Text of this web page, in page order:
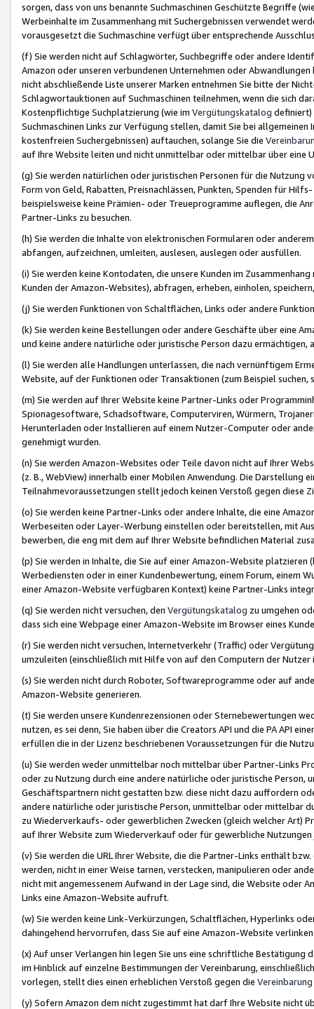
sorgen, dass von uns benannte Suchmaschinen Geschützte Begriffe
Werbeinhalte im Zusammenhang mit Suchergebnissen verwendet
vorausgesetzt die Suchmaschine verfügt über entsprechende
(f) Sie werden nicht auf Schlagwörter, Suchbegriffe oder andere
Amazon oder unseren verbundenen Unternehmen oder
nicht abschließende Liste unserer Marken entnehmen Sie bitte der
Schlagwortauktionen auf Suchmaschinen teilnehmen, wenn die sich
Kostenpflichtige Suchplatzierung (wie im Vergütungskatalog definiert)
Suchmaschinen Links zur Verfügung stellen, damit Sie bei
kostenfreien Suchergebnissen) auftauchen, solange Sie die
auf Ihre Website leiten und nicht unmittelbar oder mittelbar über eine
(g) Sie werden natürlichen oder juristischen Personen für die Nutzung
Form von Geld, Rabatten, Preisnachlässen, Punkten, Spenden für
beispielsweise keine Prämien- oder Treueprogramme auflegen, die
Partner-Links zu besuchen.
(h) Sie werden die Inhalte von elektronischen Formularen oder
abfangen, aufzeichnen, umleiten, auslesen, auslegen oder ausfüllen.
(i) Sie werden keine Kontodaten, die unsere Kunden im
Kunden der Amazon-Websites), abfragen, erheben, einholen,
(j) Sie werden Funktionen von Schaltflächen, Links oder andere
(k) Sie werden keine Bestellungen oder andere Geschäfte über eine
und keine andere natürliche oder juristische Person dazu
(l) Sie werden alle Handlungen unterlassen, die nach vernünftigem
Website, auf der Funktionen oder Transaktionen (zum Beispiel
(m) Sie werden auf Ihrer Website keine Partner-Links oder
Spionagesoftware, Schadsoftware, Computerviren, Würmern,
Herunterladen oder Installieren auf einem Nutzer-Computer oder
genehmigt wurden.
(n) Sie werden Amazon-Websites oder Teile davon nicht auf Ihrer
(z. B., WebView) innerhalb einer Mobilen Anwendung. Die Darstellung
Teilnahmevoraussetzungen stellt jedoch keinen Verstoß gegen diese
(o) Sie werden keine Partner-Links oder andere Inhalte, die eine
Werbeseiten oder Layer-Werbung einstellen oder bereitstellen, mit
bewerben, die eng mit dem auf Ihrer Website befindlichen Material
(p) Sie werden in Inhalte, die Sie auf einer Amazon-Website
Werbediensten oder in einer Kundenbewertung, einem Forum, einem
einer Amazon-Website verfügbaren Kontext) keine Partner-Links
(q) Sie werden nicht versuchen, den Vergütungskatalog zu umgehen
dass sich eine Webpage einer Amazon-Website im Browser eines
(r) Sie werden nicht versuchen, Internetverkehr (Traffic) oder
umzuleiten (einschließlich mit Hilfe von auf den Computern der
(s) Sie werden nicht durch Roboter, Softwareprogramme oder auf
Amazon-Website generieren.
(t) Sie werden unsere Kundenrezensionen oder Sternebewertungen
nutzen, es sei denn, Sie haben über die Creators API und die PA API
erfüllen die in der Lizenz beschriebenen Voraussetzungen für die
(u) Sie werden weder unmittelbar noch mittelbar über Partner-Links
oder zu Nutzung durch eine andere natürliche oder juristische
Geschäftspartnern nicht gestatten bzw. diese nicht dazu auffordern
andere natürliche oder juristische Person, unmittelbar oder mittelbar
zu Wiederverkaufs- oder gewerblichen Zwecken (gleich welcher Art)
auf Ihrer Website zum Wiederverkauf oder für gewerbliche
(v) Sie werden die URL Ihrer Website, die die Partner-Links enthält
werden, nicht in einer Weise tarnen, verstecken, manipulieren oder
nicht mit angemessenem Aufwand in der Lage sind, die Website oder
Links eine Amazon-Website aufruft.
(w) Sie werden keine Link-Verkürzungen, Schaltflächen, Hyperlinks
dahingehend hervorrufen, dass Sie auf eine Amazon-Website
(x) Auf unser Verlangen hin legen Sie uns eine schriftliche
im Hinblick auf einzelne Bestimmungen der Vereinbarung,
vorlegen, stellt dies einen erheblichen Verstoß gegen die Vereinbarung
(y) Sofern Amazon dem nicht zugestimmt hat darf Ihre Website nicht